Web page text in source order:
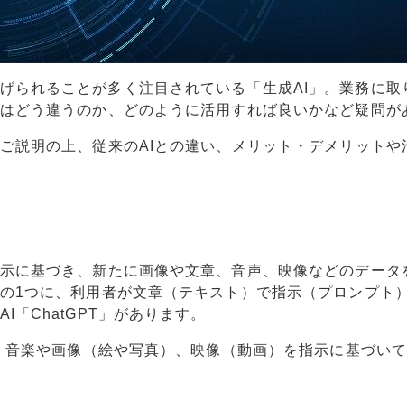
られることが多く注目されている「生成AI」。業務に取
どう違うのか、どのように活用すれば良いかなど疑問が
説明の上、従来のAIとの違い、メリット・デメリットや
に基づき、新たに画像や文章、音声、映像などのデータ
1つに、利用者が文章（テキスト）で指示（プロンプト
「ChatGPT」があります。
楽や画像（絵や写真）、映像（動画）を指示に基づい